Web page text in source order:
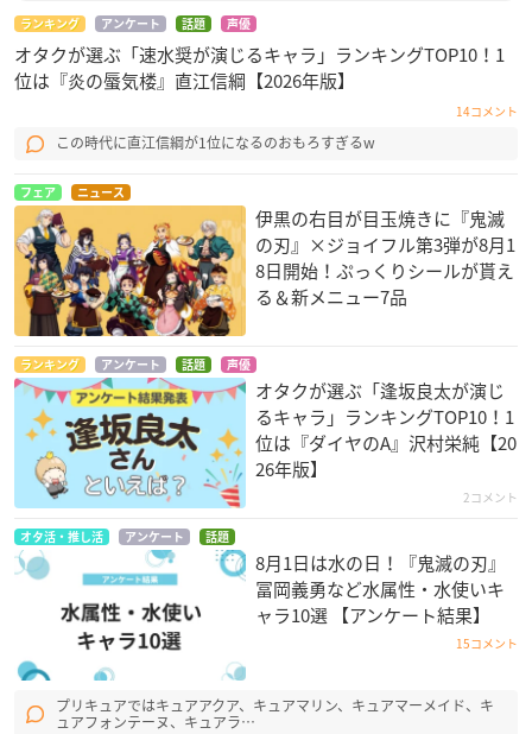
ランキング アンケート 話題 声優
オタクが選ぶ「速水奨が演じるキャラ」ランキングTOP10！1
位は『炎の蜃気楼』直江信綱【2026年版】
14コメント
この時代に直江信綱が1位になるのおもろすぎるw
フェア ニュース
伊黒の右目が目玉焼きに『鬼滅
の刃』×ジョイフル第3弾が8月1
8日開始！ぷっくりシールが貰え
る＆新メニュー7品
ランキング アンケート 話題 声優
オタクが選ぶ「逢坂良太が演じ
るキャラ」ランキングTOP10！1
位は『ダイヤのA』沢村栄純【20
26年版】
2コメント
オタ活・推し活 アンケート 話題
8月1日は水の日！『鬼滅の刃』
冨岡義勇など水属性・水使いキ
ャラ10選 【アンケート結果】
15コメント
プリキュアではキュアアクア、キュアマリン、キュアマーメイド、キ
ュアフォンテーヌ、キュアラ…